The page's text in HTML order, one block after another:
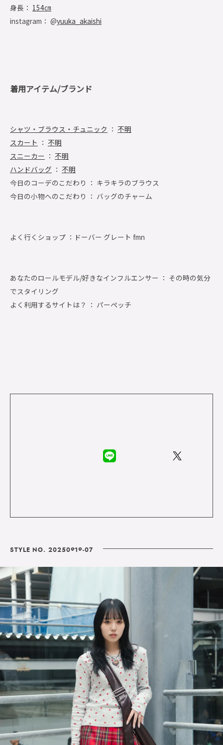
身長： 154㎝
instagram： @yuuka_akaishi
着用アイテム/ブランド
シャツ・ブラウス・チュニック ： 不明
スカート ： 不明
スニーカー ： 不明
ハンドバッグ ： 不明
今日のコーデのこだわり ： キラキラのブラウス
今日の小物へのこだわり ： バッグのチャーム
よく行くショップ ： ドーバー グレート fmn
あなたのロールモデル/好きなインフルエンサー ： その時の気分
でスタイリング
よく利用するサイトは？ ： パーペッチ
STYLE NO. 20250919-07